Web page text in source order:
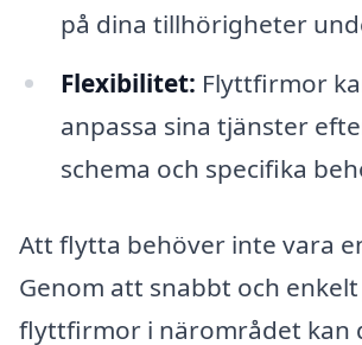
på dina tillhörigheter
Flexibilitet: Flyttfirmor
anpassa sina tjänster
schema och specifika
Att flytta behöver inte vara
Genom att snabbt och
flyttfirmor i närområdet kan